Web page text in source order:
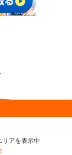
リアを表示中